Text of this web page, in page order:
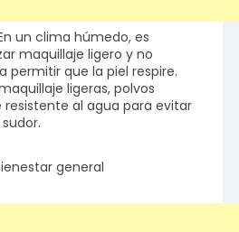
un clima húmedo, es
maquillaje ligero y no
permitir que la piel respire.
ligeras, polvos
resistente al agua para evitar
general